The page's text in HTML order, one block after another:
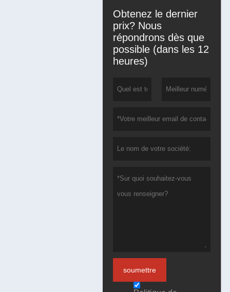
Obtenez le dernier
prix? Nous
répondrons dès que
possible (dans les 12
heures)
soumettre